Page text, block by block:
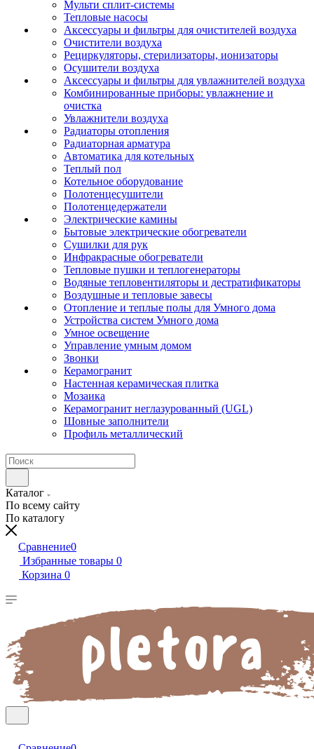
Мульти сплит-системы
Тепловые насосы
Аксессуары и фильтры для очистителей воздуха
Очистители воздуха
Рециркуляторы, стерилизаторы, ионизаторы
Осушители воздуха
Аксессуары и фильтры для увлажнителей воздуха
Комбинированные приборы: увлажнение и
очистка
Увлажнители воздуха
Радиаторы отопления
Радиаторная арматура
Автоматика для котельных
Теплый пол
Котельное оборудование
Полотенцесушители
Полотенцедержатели
Электрические камины
Бытовые электрические обогреватели
Сушилки для рук
Инфракрасные обогреватели
Тепловые пушки и теплогенераторы
Водяные тепловентиляторы и дестратификаторы
Воздушные и тепловые завесы
Отопление и теплые полы для Умного дома
Устройства систем Умного дома
Умное освещение
Управление умным домом
Звонки
Керамогранит
Настенная керамическая плитка
Мозаика
Керамогранит неглазурованный (UGL)
Шовные заполнители
Профиль металлический
Каталог
По всему сайту
По каталогу
Сравнение0
Избранные товары 0
Корзина 0